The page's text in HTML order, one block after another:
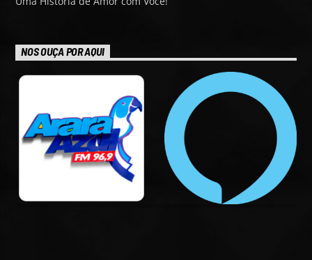
NOS OUÇA POR AQUI